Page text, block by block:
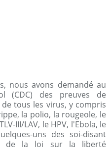
nous avons demandé au
(CDC) des preuves de
tous les virus, y compris
la polio, la rougeole, le
III/LAV, le HPV, l'Ebola, le
uns des soi-disant
de la loi sur la liberté